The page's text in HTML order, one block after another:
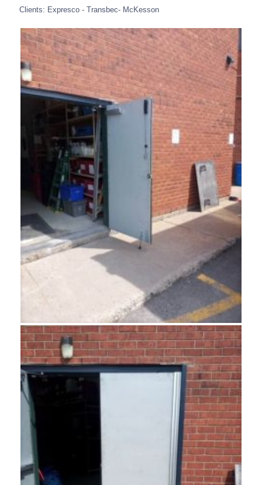
Clients: Expresco - Transbec- McKesson